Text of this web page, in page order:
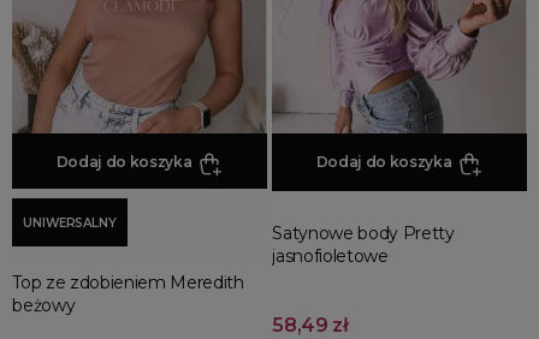
HOT SALE
Produkty Tygodnia
Różowy Październik
Black Friday
Cyber Monday
Black Week
Wyprzedaż noworoczna
Dodaj do koszyka
UNIWERSALNY
Top ze zdobieniem Meredith
beżowy
Dodaj do koszyka
Satynowe body Pretty
jasnofioletowe
58,49 zł